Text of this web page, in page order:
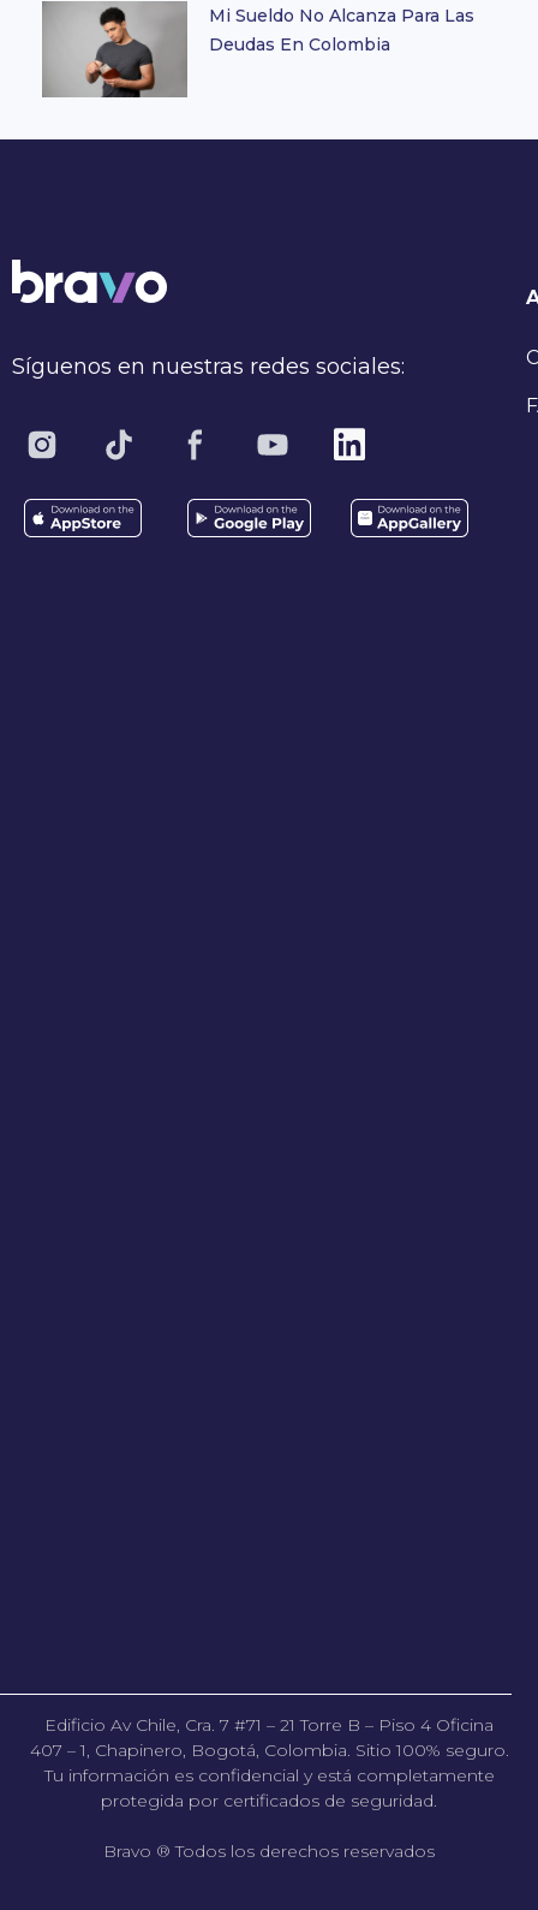
Mi Sueldo No Alcanza Para Las
Deudas En Colombia
Síguenos en nuestras redes sociales:
Edificio Av Chile, Cra. 7 #71 – 21 Torre B – Piso 4 Oficina
407 – 1, Chapinero, Bogotá, Colombia. Sitio 100% seguro.
Tu información es confidencial y está completamente
protegida por certificados de seguridad.
Bravo ® Todos los derechos reservados